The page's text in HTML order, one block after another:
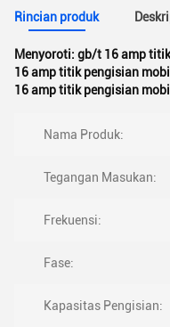
Rincian produk
Menyoroti: gb/t 16 amp
16 amp titik pengisian
16 amp titik pengisian
Nama Produk:
Tegangan Masukan:
Frekuensi:
Fase:
Kapasitas Pengisian: